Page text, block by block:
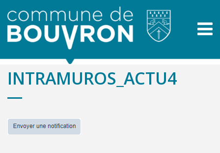
INTRAMUROS_ACTU4